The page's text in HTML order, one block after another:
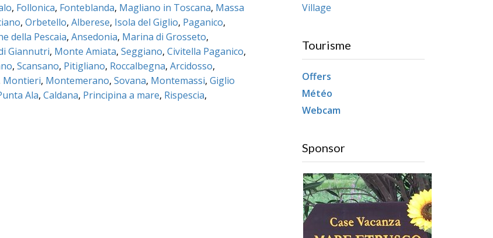
, Follonica, Fonteblanda, Magliano in Toscana, Massa
, Orbetello, Alberese, Isola del Giglio, Paganico,
della Pescaia, Ansedonia, Marina di Grosseto,
Giannutri, Monte Amiata, Seggiano, Civitella Paganico,
, Scansano, Pitigliano, Roccalbegna, Arcidosso,
Montieri, Montemerano, Sovana, Montemassi, Giglio
Ala, Caldana, Principina a mare, Rispescia,
Village
Tourisme
Offers
Météo
Webcam
Sponsor